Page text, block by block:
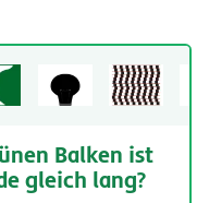
Balken ist
gleich lang?